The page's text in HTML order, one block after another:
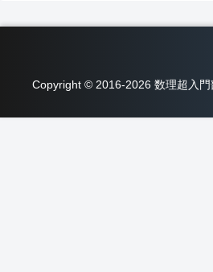
Copyright © 2016-2026 数理超入門